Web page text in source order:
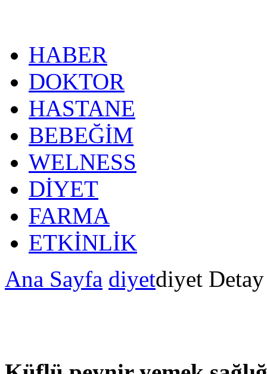
HABER
DOKTOR
HASTANE
BEBEĞİM
WELNESS
DİYET
FARMA
ETKİNLİK
Ana Sayfa diyetdiyet Detay